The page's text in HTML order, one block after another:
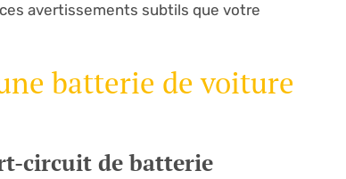
avertissements subtils que votre
batterie de voiture
circuit de batterie